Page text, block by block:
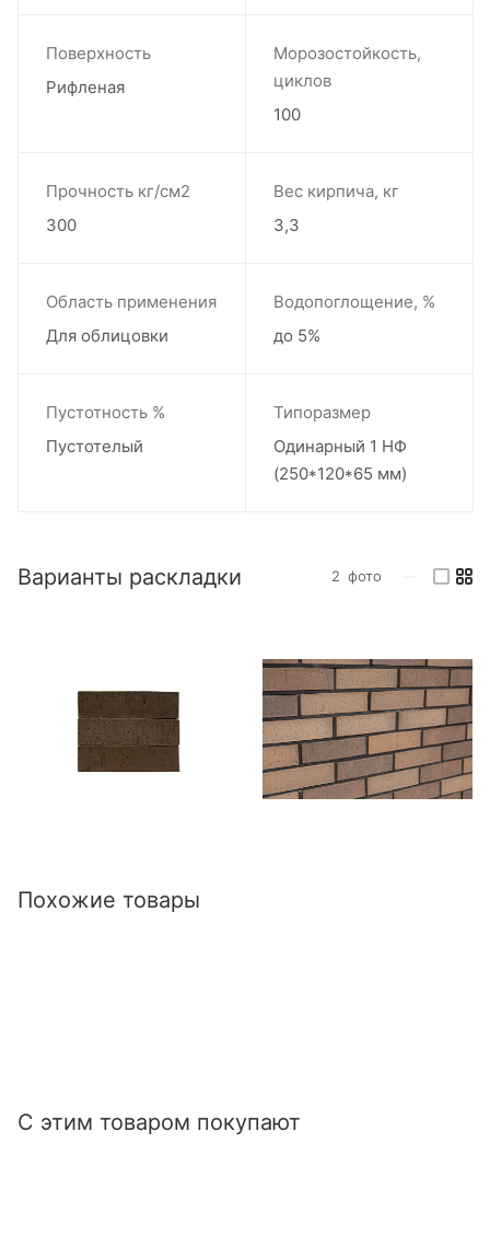
Поверхность
Рифленая
Морозостойкость,
циклов
100
Прочность кг/см2
300
Вес кирпича, кг
3,3
Область применения
Для облицовки
Водопоглощение, %
до 5%
Пустотность %
Пустотелый
Типоразмер
Одинарный 1 НФ
(250*120*65 мм)
Варианты раскладки 2 фото
Похожие товары
С этим товаром покупают